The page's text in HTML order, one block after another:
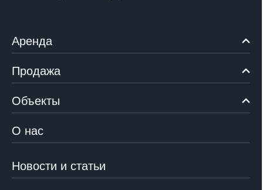
Аренда
Продажа
Объекты
О нас
Новости и статьи